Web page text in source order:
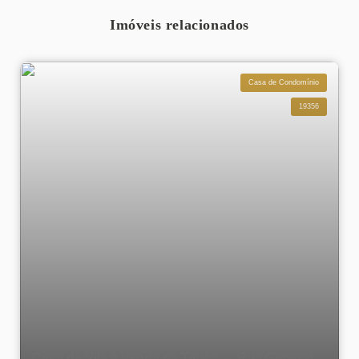
Imóveis relacionados
Casa de Condomínio
19356